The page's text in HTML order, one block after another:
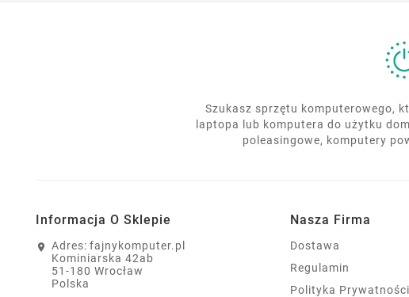
Szukasz sprzętu komputerowego,
laptopa lub komputera do użytku
poleasingowe, komputery
Informacja O Sklepie
Adres: fajnykomputer.pl
Kominiarska 42ab
51-180 Wrocław
Polska
Nasza Firma
Dostawa
Regulamin
Polityka Prywatności
Nazwa listy
Anuluj